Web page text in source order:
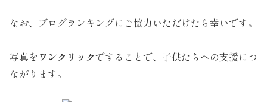
なお、ブログランキングにご協力いただけたら幸いです。
写真をワンクリックですることで、子供たちへの支援につ
ながります。